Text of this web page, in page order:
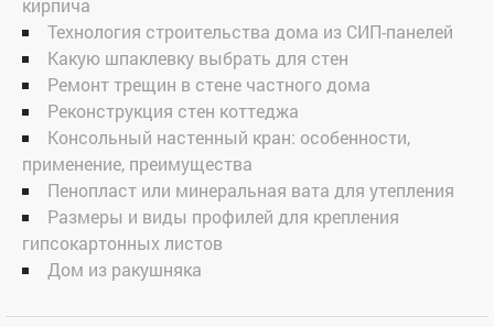
кирпича
Технология строительства дома из СИП-панелей
Какую шпаклевку выбрать для стен
Ремонт трещин в стене частного дома
Реконструкция стен коттеджа
Консольный настенный кран: особенности,
применение, преимущества
Пенопласт или минеральная вата для утепления
Размеры и виды профилей для крепления
гипсокартонных листов
Дом из ракушняка